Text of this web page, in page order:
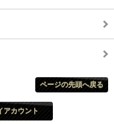
ページの先頭へ戻る
アカウント